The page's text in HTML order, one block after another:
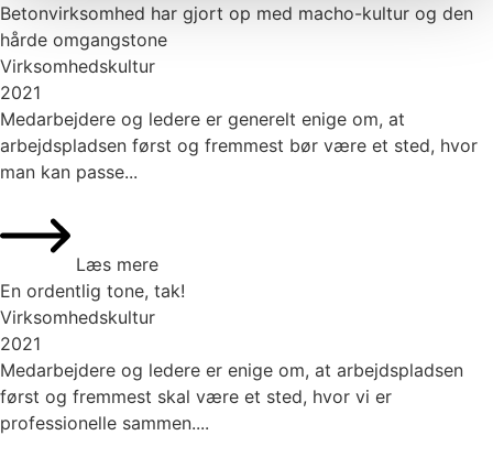
Betonvirksomhed har gjort op med macho-kultur og den
hårde omgangstone
Virksomhedskultur
2021
Medarbejdere og ledere er generelt enige om, at
arbejdspladsen først og fremmest bør være et sted, hvor
man kan passe...
Læs mere
En ordentlig tone, tak!
Virksomhedskultur
2021
Medarbejdere og ledere er enige om, at arbejdspladsen
først og fremmest skal være et sted, hvor vi er
professionelle sammen....